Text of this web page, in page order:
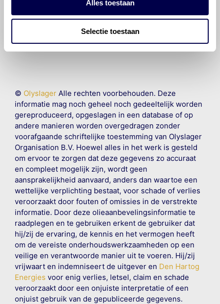
Alles toestaan
Selectie toestaan
Atos / Amica is productadvies
beschikbaar?
© OlyslagerAlle rechten voorbehouden. Deze
informatie mag noch geheel noch gedeeltelijk worden
gereproduceerd, opgeslagen in een database of op
andere manieren worden overgedragen zonder
voorafgaande schriftelijke toestemming van Olyslager
Organisation B.V. Hoewel alles in het werk is gesteld
om ervoor te zorgen dat deze gegevens zo accuraat
en compleet mogelijk zijn, wordt geen
aansprakelijkheid aanvaard, anders dan waartoe een
wettelijke verplichting bestaat, voor schade of verlies
veroorzaakt door fouten of omissies in de verstrekte
informatie. Door deze olieaanbevelingsinformatie te
raadplegen en te gebruiken erkent de gebruiker dat
hij/zij de ervaring, de kennis en het vermogen heeft
om de vereiste onderhoudswerkzaamheden op een
veilige en verantwoorde manier uit te voeren. Hij/zij
vrijwaart en indemniseert de uitgever en Den Hartog
Energies voor enig verlies, letsel, claim en schade
veroorzaakt door een onjuiste interpretatie of een
onjuist gebruik van de gepubliceerde gegevens.